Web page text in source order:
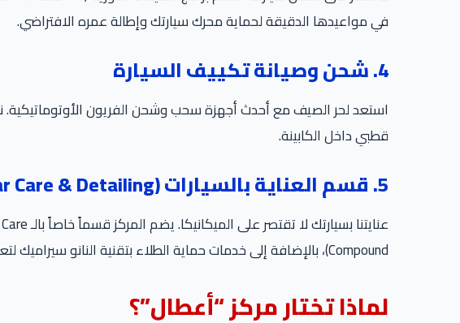
في مواعيدها الدقيقة لحماية محرك سيارتك وإطالة عمره الافتراضي.
4. شحن وصيانة تكييف السيارة
استعد لحر الصيف مع أحدث أجهزة سحب وشحن الفريون الأوتوماتيكية.
قطبي داخل الكابينة.
5. قسم العناية بالسيارات (Car Care & Detailing)
Compound)، بالإضافة إلى خدمات حماية الطلاء بتقنية النانو سيراميك لتعود سيارتك كالجديدة تماماً.
لماذا تختار مركز “أعطال”؟